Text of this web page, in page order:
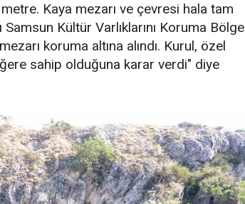
Kaya mezarı ve çevresi hala tam
Kültür Varlıklarını Koruma Bölge
koruma altına alındı. Kurul, özel
sahip olduğuna karar verdi" diye